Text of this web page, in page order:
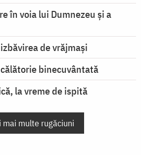
în voia lui Dumnezeu şi a
de vrăjmași
binecuvântată
la vreme de ispită
mai multe rugăciuni